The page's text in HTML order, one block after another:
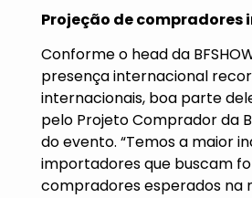
Projeção de
Conforme o head da
presença internacional
internacionais, boa parte
pelo Projeto Comprador da
do evento. “Temos a maior
importadores que buscam
compradores esperados na